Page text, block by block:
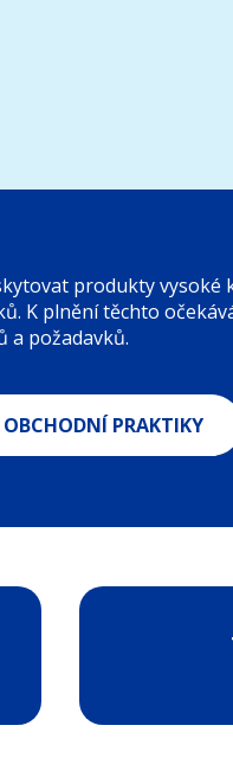
produkty
K plnění těchto
a požadavků.
PRAKTIKY